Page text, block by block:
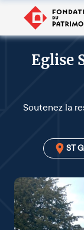
Eglise
Soutenez la
ST